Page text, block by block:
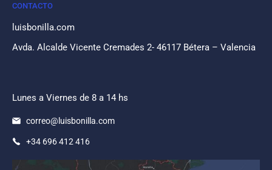
CONTACTO
luisbonilla.com
Avda. Alcalde Vicente Cremades 2- 46117 Bétera – Valencia
Lunes a Viernes de 8 a 14 hs
correo@luisbonilla.com
+34 696 412 416